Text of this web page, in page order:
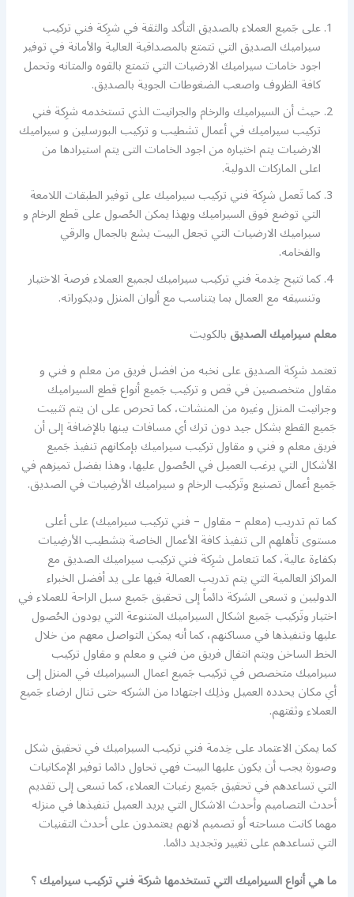
على جَميع العملاء بالصديق التأكد والثقة في شرِكة فني تركيب
سيراميك الصديق التي تتمتع بالمصداقية العالية والأمانة في توفير
اجود خامات سيراميك الارضيات التي تتمتع بالقوه والمتانه وتحمل
كافة الظروف واصعب الضغوطات الجوية بالصديق.
حيث أن السيراميك والرخام والجرانيت الذي تستخدمه شرِكة فني
تركيب سيراميك في أعمال تشطيب و تركيب البورسلين و سيراميك
الارضيات يتم اختياره من اجود الخامات التى يتم استيرادها من
اعلى الماركات الدولية.
كما تَعمل شرِكة فني تركيب سيراميك على توفير الطبقات اللامعة
التي توضع فوق السيراميك وبهذا يمكن الحُصول على قطع الرخام و
سيراميك الارضيات التي تجعل البيت يشع بالجمال والرقي
والفخامه.
كما تتيح خِدمة فني تركيب سيراميك لجميع العملاء فرصة الاختيار
وتنسيقه مع العمال بما يتناسب مع ألوان المنزل وديكوراته.
معلم سيراميك الصديقبالكويت
تعتمد شرِكة الصديق على نخبه من افضل فريق من معلم و فني و
مقاول متخصصين في قص و تركيب جَميع أنواع قطع السيراميك
وجرانيت المنزل وغيره من المنشات، كما تحرص على ان يتم تثبيت
جَميع القطع بشكل جيد دون ترك أي مسافات بينها بالإضافة إلى أن
فريق معلم و فني و مقاول تركيب سيراميك بإمكانهم تنفيذ جَميع
الأشكال التي يرغب العميل في الحُصول عليها، وهذا بفضل تميزهم في
جَميع أعمال تصنيع وتَركيب الرخام و سيراميك الأرضِيات في الصديق.
كما تم تدريب (معلم – مقاول – فني تركيب سيراميك) على أعلى
مستوى تأهلهم الى تنفيذ كافة الأعمال الخاصة بتشطيب الأرضِيات
بكفاءة عالية، كما تتعامل شرِكة فني تركيب سيراميك الصديق مع
المراكز العالمية التي يتم تدريب العمالة فيها على يد أفضل الخبراء
الدوليين و تسعى الشركة دائماً إلى تحقيق جَميع سبل الراحة للعملاء في
اختيار وتَركيب جَميع اشكال السيراميك المتنوعة التي يودون الحُصول
عليها وتنفيذها في مساكنهم، كما أنه يمكن التواصل معهم من خلال
الخط الساخن ويتم انتقال فريق من فني و معلم و مقاول تركيب
سيراميك متخصص في تركيب جَميع اعمال السيراميك في المنزل إلى
أي مكان يحدده العميل وذلِك اجتهادا من الشركه حتى تنال ارضاء جَميع
العملاء وثقتهم.
كما يمكن الاعتماد على خِدمة فني تركيب السيراميك في تحقيق شكل
وصورة يجب أن يكون عليها البيت فهي تحاول دائما توفير الإمكانيات
التي تساعدهم في تحقيق جَميع رغبات العملاء، كما تسعى إلى تقديم
أحدث التصاميم وأحدث الاشكال التي يريد العميل تنفيذها في منزله
مهما كانت مساحته أو تصميم لانهم يعتمدون على أحدث التقنيات
التي تساعدهم على تغيير وتجديد دائما.
ما هي أنواع السيراميك التي تستخدمها شركة فني تركيب سيراميك ؟